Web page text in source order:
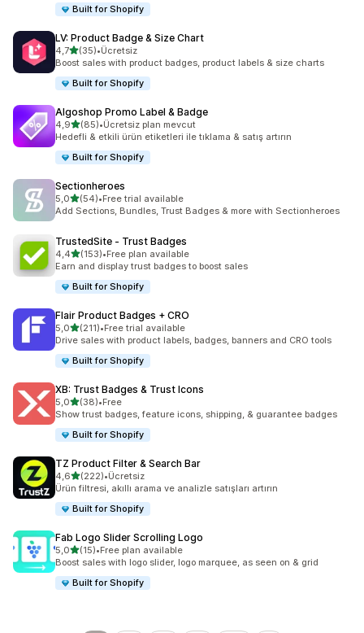
Built for Shopify
LV: Product Badge & Size Chart
4,75 yıldız üzerinden
(35)
toplam 35 değerlendirme
•Ücretsiz
Boost sales with product badges, product labels & size charts
Built for Shopify
Algoshop Promo Label & Badge
4,95 yıldız üzerinden
(85)
toplam 85 değerlendirme
•Ücretsiz plan mevcut
Hedefli & etkili ürün etiketleri ile tıklama & satış artırın
Built for Shopify
Sectionheroes
5,05 yıldız üzerinden
(54)
toplam 54 değerlendirme
•Free trial available
Add Sections, Bundles, Trust Badges & more with Sectionheroes
TrustedSite ‑ Trust Badges
4,45 yıldız üzerinden
(153)
toplam 153 değerlendirme
•Free plan available
Earn and display trust badges to boost sales
Built for Shopify
Flair Product Badges + CRO
5,05 yıldız üzerinden
(211)
toplam 211 değerlendirme
•Free trial available
Drive sales with product labels, badges, banners and CRO tools
Built for Shopify
XB: Trust Badges & Trust Icons
5,05 yıldız üzerinden
(38)
toplam 38 değerlendirme
•Free
Show trust badges, feature icons, shipping, & guarantee badges
Built for Shopify
TZ Product Filter & Search Bar
4,65 yıldız üzerinden
(222)
toplam 222 değerlendirme
•Ücretsiz
Ürün filtresi, akıllı arama ve analizle satışları artırın
Built for Shopify
Fab Logo Slider Scrolling Logo
5,05 yıldız üzerinden
(15)
toplam 15 değerlendirme
•Free plan available
Boost sales with logo slider, logo marquee, as seen on & grid
Built for Shopify